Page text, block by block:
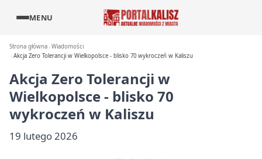
MENU
Strona główna Wiadomości
Akcja Zero Tolerancji w Wielkopolsce - blisko 70 wykroczeń w Kaliszu
Akcja Zero Tolerancji w
Wielkopolsce - blisko 70
wykroczeń w Kaliszu
19 lutego 2026